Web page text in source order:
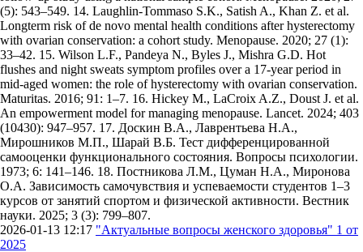
(5): 543–549. 14. Laughlin-Tommaso S.K., Satish A., Khan Z. et al.
Longterm risk of de novo mental health conditions after hysterectomy
with ovarian conservation: a cohort study. Menopause. 2020; 27 (1):
33–42. 15. Wilson L.F., Pandeya N., Byles J., Mishra G.D. Hot
flushes and night sweats symptom profiles over a 17-year period in
mid-aged women: the role of hysterectomy with ovarian conservation.
Maturitas. 2016; 91: 1–7. 16. Hickey M., LaCroix A.Z., Doust J. et al.
An empowerment model for managing menopause. Lancet. 2024; 403
(10430): 947–957. 17. Доскин В.А., Лаврентьева Н.А.,
Мирошников М.П., Шарай В.Б. Тест дифференцированной
самооценки функционального состояния. Вопросы психологии.
1973; 6: 141–146. 18. Постникова Л.М., Цуман Н.А., Миронова
О.А. Зависимость самочувствия и успеваемости студентов 1–3
курсов от занятий спортом и физической активности. Вестник
науки. 2025; 3 (3): 799–807.
2026-01-13 12:17 "Актуальные вопросы женского здоровья" 1 от
2025